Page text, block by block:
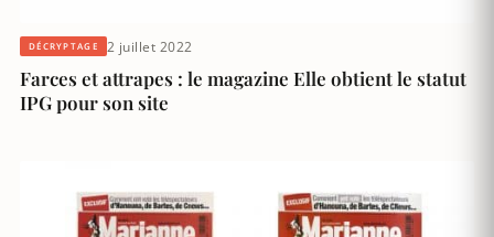
DÉCRYPTAGE 2 juillet 2022
Farces et attrapes : le magazine Elle obtient le statut
IPG pour son site